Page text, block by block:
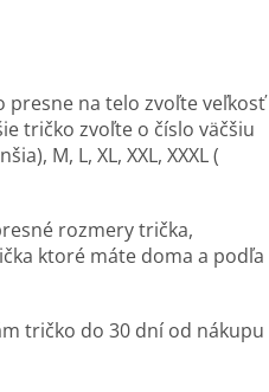
presne na telo zvoľte veľkosť
tričko zvoľte o číslo väčšiu
M, L, XL, XXL, XXXL (
rozmery trička,
ktoré máte doma a podľa
tričko do 30 dní od nákupu